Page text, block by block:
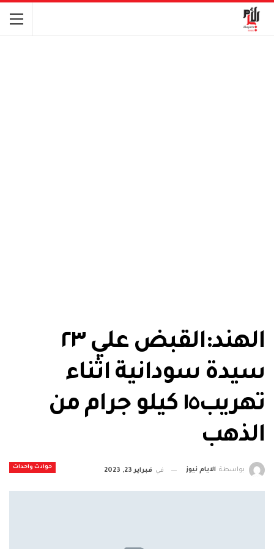
الهند:القبض علي ٢٣
سيدة سودانية اثناء
تهريب١٥ كيلو جرام من
الذهب
حوادث واحداث بواسطة الايام نيوز في فبراير 23, 2023